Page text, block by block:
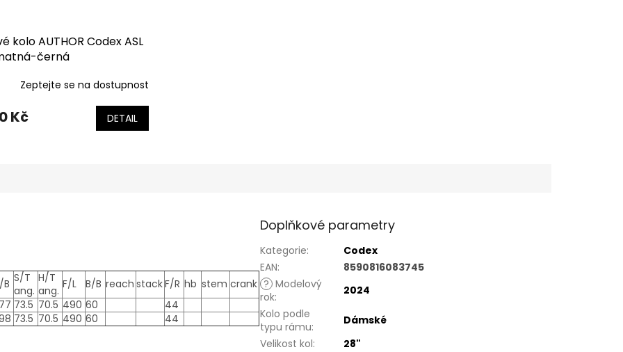
kolo AUTHOR Codex ASL
černá
Zeptejte se na dostupnost
Kč DETAIL
S/T
ang.
H/T
ang. F/L B/B reach stackF/R hb stem crank
73.5 70.5 490 60
44
73.5 70.5 490 60 44
Doplňkové parametry
Kategorie:
Codex
EAN:
8590816083745
? Modelový
rok:
2024
Kolo podle
typu rámu:
Dámské
Velikost kol:
28"